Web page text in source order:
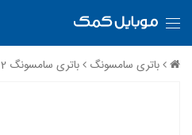
باتری سامسونگ باتری سامسونگ M62